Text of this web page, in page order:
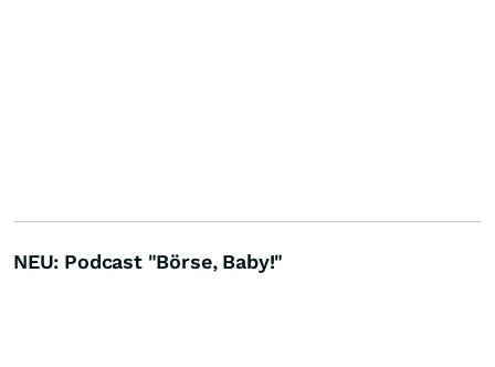
NEU: Podcast "Börse, Baby!"